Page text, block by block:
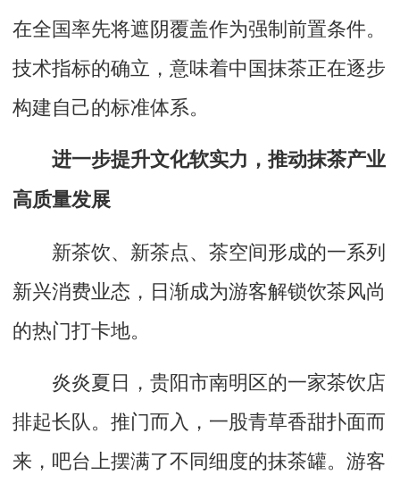
在全国率先将遮阴覆盖作为强制前置条件。
技术指标的确立，意味着中国抹茶正在逐步
构建自己的标准体系。
进一步提升文化软实力，推动抹茶产业
高质量发展
新茶饮、新茶点、茶空间形成的一系列
新兴消费业态，日渐成为游客解锁饮茶风尚
的热门打卡地。
炎炎夏日，贵阳市南明区的一家茶饮店
排起长队。推门而入，一股青草香甜扑面而
来，吧台上摆满了不同细度的抹茶罐。游客